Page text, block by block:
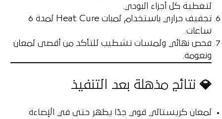
لتغطية كل أجزاء البودي.
تجفيف حراري
باستخدام لمبات Heat Cure لمدة 6
ساعات.
فحص نهائي
ولمسات تشطيب للتأكد من أقصى لمعان
ونعومة.
💎 نتائج مذهلة بعد التنفيذ
لمعان كريستالي قوي جدًا يظهر حتى في الإضاءة